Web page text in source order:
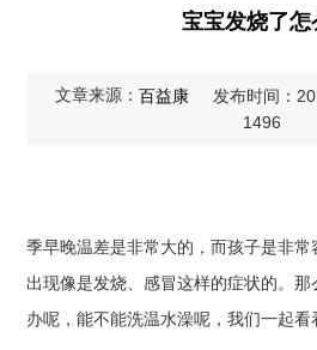
宝宝发烧了怎
文章来源： 百益康 发布时间：
1496
季早晚温差是非常大的，而孩子是非常
出现像是发烧、感冒这样的症状的。
办呢，能不能洗温水澡呢，我们一起看